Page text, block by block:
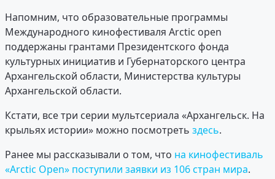
Напомним, что образовательные программы
Международного кинофестиваля Arctic open
поддержаны грантами Президентского фонда
культурных инициатив и Губернаторского центра
Архангельской области, Министерства культуры
Архангельской области.
Кстати, все три серии мультсериала «Архангельск. На
крыльях истории» можно посмотреть здесь.
Ранее мы рассказывали о том, что на кинофестиваль
«Arctic Open» поступили заявки из 106 стран мира.